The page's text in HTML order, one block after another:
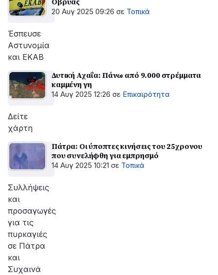
20 Αυγ 2025 09:26 σε Τοπικά
Έσπευσε
Αστυνομία
και ΕΚΑΒ
Δυτική Αχαΐα: Πάνω από 9.000 στρέμματα
καμμένη γη
14 Αυγ 2025 12:26 σε Επικαιρότητα
Δείτε
χάρτη
Πάτρα: Οι ύποπτες κινήσεις του 25χρονου
που συνελήφθη για εμπρησμό
14 Αυγ 2025 10:21 σε Τοπικά
Συλλήψεις
και
προσαγωγές
για τις
πυρκαγιές
σε Πάτρα
και
Συχαινά